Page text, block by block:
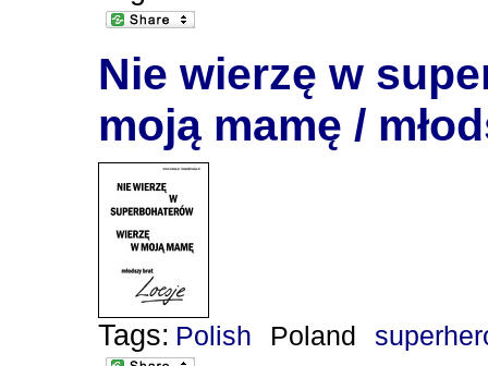
Nie wierzę w
moją mamę /
Tags: Polish Poland